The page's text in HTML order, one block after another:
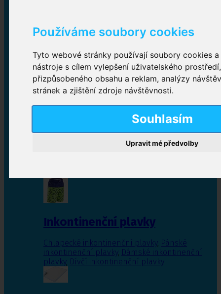
Používáme soubory cookies
Tyto webové stránky používají soubory cookies
nástroje s cílem vylepšení uživatelského
přizpůsobeného obsahu a reklam, analýzy
stránek a zjištění zdroje návštěvnosti.
Souhlasím
Upravit mé předvolby
Inkontinenční kalhotky
Plenkové kalhotky navlékací,Plenkové kalhotky
zalepovací,Inkontinenční kalhotky dámské
Inkontinenční vložky
Inkontinenční plavky
Chlapecké inkontinenční plavky, Pánské
inkontinenční plavky, Dámské inkontinenční
plavky, Dívčí inkontinenční plavky